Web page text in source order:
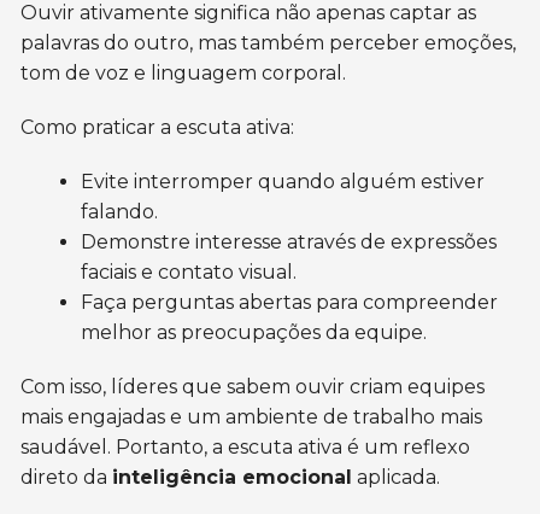
Ouvir ativamente significa não apenas captar as
palavras do outro, mas também perceber emoções,
tom de voz e linguagem corporal.
Como praticar a escuta ativa:
Evite interromper quando alguém estiver
falando.
Demonstre interesse através de expressões
faciais e contato visual.
Faça perguntas abertas para compreender
melhor as preocupações da equipe.
Com isso, líderes que sabem ouvir criam equipes
mais engajadas e um ambiente de trabalho mais
saudável. Portanto, a escuta ativa é um reflexo
direto da inteligência emocional aplicada.